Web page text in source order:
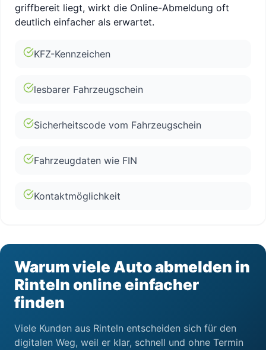
griffbereit liegt, wirkt die Online-Abmeldung oft
deutlich einfacher als erwartet.
KFZ-Kennzeichen
lesbarer Fahrzeugschein
Sicherheitscode vom Fahrzeugschein
Fahrzeugdaten wie FIN
Kontaktmöglichkeit
Warum viele Auto abmelden in
Rinteln online einfacher
finden
Viele Kunden aus Rinteln entscheiden sich für den
digitalen Weg, weil er klar, schnell und ohne Termin